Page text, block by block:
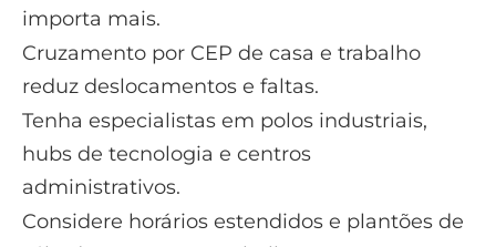
importa mais.
Cruzamento por CEP de casa e trabalho
reduz deslocamentos e faltas.
Tenha especialistas em polos industriais,
hubs de tecnologia e centros
administrativos.
Considere horários estendidos e plantões de